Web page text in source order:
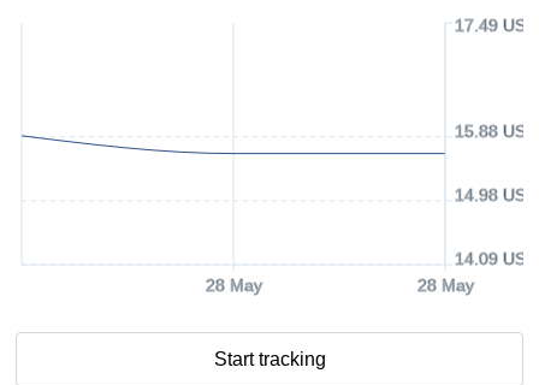
28 May 28 May
14.09 USD
14.98 USD
15.88 USD
17.49 USD
Start tracking